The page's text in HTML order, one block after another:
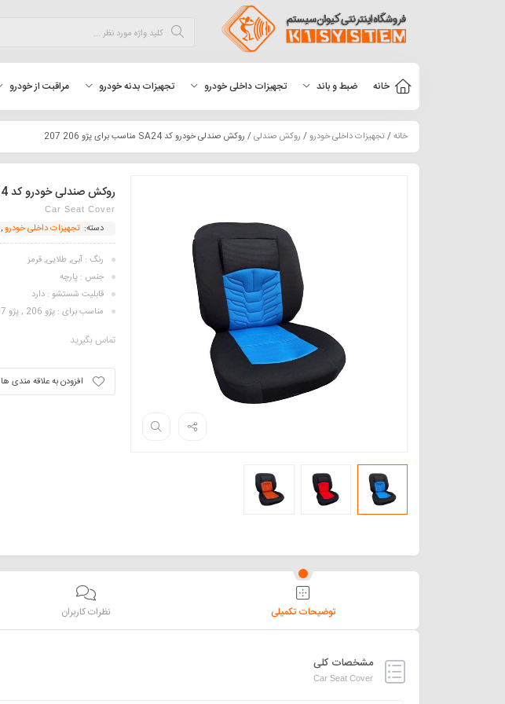
خانه ضبط و باند تجهیزات داخلی خودرو تجهیزات بدنه خودرو مراقبت از خودرو
خانه/تجهیزات داخلی خودرو/ روکش صندلی/ روکش صندلی خودرو کد SA24 مناسب برای پژو 206 207
روکش صندلی خودرو کد SA24 مناسب برای پژو 206 207
Car Seat Cover
دسته: تجهیزات داخلی خودرو,
رنگ : آبی, طلایی, قرمز
جنس : پارچه
قابلیت شستشو : دارد
مناسب برای : پژو 206 , پژو 207
تماس بگیرید
افزودن به علاقه مندی ها
توضیحات تکمیلی نظرات کاربران
مشخصات کلی
Car Seat Cover